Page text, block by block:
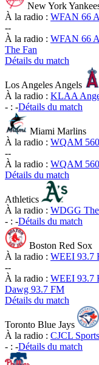
New York
À la radio : WFAN 66
--
À la radio : WFAN 66
The Fan
Détails du match
Los Angeles Angels
À la radio : KLAA
- : -Détails du match
Miami Marlins
À la radio : WQAM
--
À la radio : WQAM
Détails du match
Athletics
À la radio : WDGG
- : -Détails du match
Boston Red Sox
À la radio : WEEI 93.7
--
À la radio : WEEI 93.7
Dawg 93.7 FM
Détails du match
Toronto Blue Jays
À la radio : CJCL
- : -Détails du match